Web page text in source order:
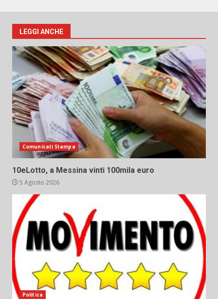
LEGGI ANCHE
Comunicati Stampa
10eLotto, a Messina vinti 100mila euro
5 Agosto 2026
Politica